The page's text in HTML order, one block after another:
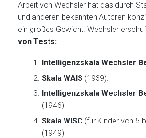
Arbeit von Wechsler hat das durch
und anderen bekannten Autoren
ein großes Gewicht. Wechsler
von Tests:
Intelligenzskala Wechsler
Skala WAIS (1939).
Intelligenzskala Wechsler
(1946).
Skala WISC (für Kinder von 5
(1949).